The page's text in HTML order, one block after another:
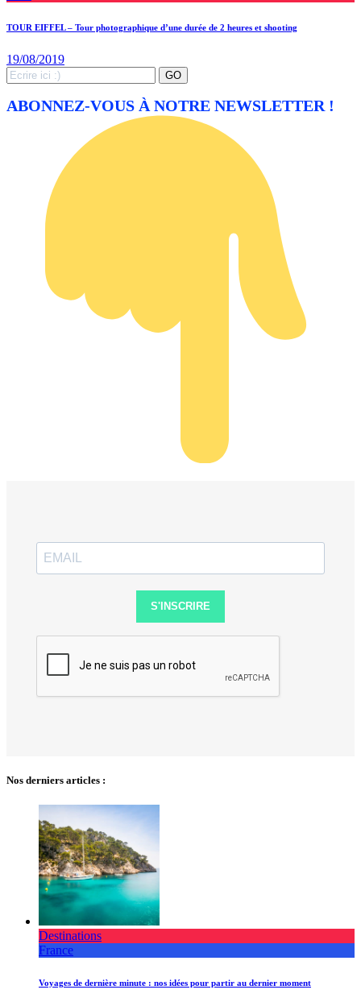
TOUR EIFFEL – Tour photographique d’une durée de 2 heures et shooting
19/08/2019
Search
for:
GO
ABONNEZ-VOUS À NOTRE NEWSLETTER !
S'INSCRIRE
Nos derniers articles :
Destinations
France
Voyages de dernière minute : nos idées pour partir au dernier moment